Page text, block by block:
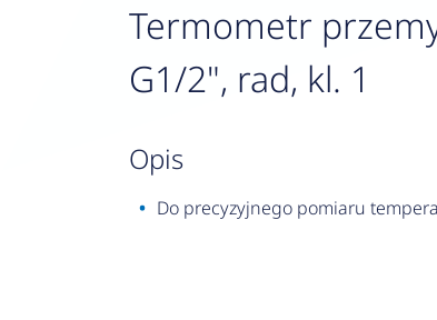
Termometr
G1/2", rad, kl. 1
opis
Do precyzyjnego pomiaru